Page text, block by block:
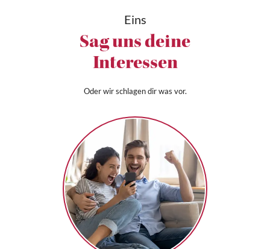
Eins
Sag uns deine
Interessen
Oder wir schlagen dir was vor.